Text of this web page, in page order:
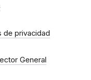
de privacidad
General